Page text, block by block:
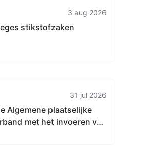
3 aug 2026
stikstofzaken
31 jul 2026
Algemene plaatselijke
met het invoeren van